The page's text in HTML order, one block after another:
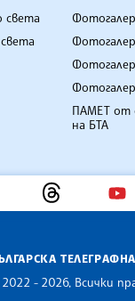
света
ПАМЕТ от
на БТА
- 2026, Всички